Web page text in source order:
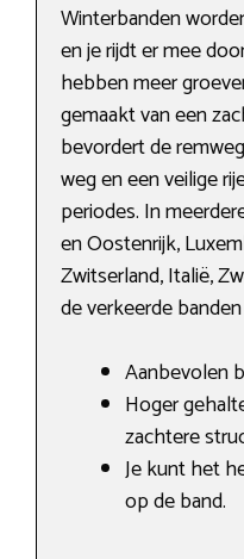
Winterbanden
en je rijdt er mee
hebben meer
gemaakt van een
bevordert de
weg en een veilige
periodes. In
en Oostenrijk,
Zwitserland, Italië,
de verkeerde
Aanbevolen
Hoger
zachtere
Je kunt het
op de band.